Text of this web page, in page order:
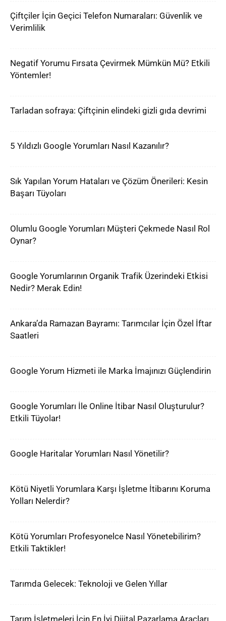
Çiftçiler İçin Geçici Telefon Numaraları: Güvenlik ve
Verimlilik
Negatif Yorumu Fırsata Çevirmek Mümkün Mü? Etkili
Yöntemler!
Tarladan sofraya: Çiftçinin elindeki gizli gıda devrimi
5 Yıldızlı Google Yorumları Nasıl Kazanılır?
Sık Yapılan Yorum Hataları ve Çözüm Önerileri: Kesin
Başarı Tüyoları
Olumlu Google Yorumları Müşteri Çekmede Nasıl Rol
Oynar?
Google Yorumlarının Organik Trafik Üzerindeki Etkisi
Nedir? Merak Edin!
Ankara’da Ramazan Bayramı: Tarımcılar İçin Özel İftar
Saatleri
Google Yorum Hizmeti ile Marka İmajınızı Güçlendirin
Google Yorumları İle Online İtibar Nasıl Oluşturulur?
Etkili Tüyolar!
Google Haritalar Yorumları Nasıl Yönetilir?
Kötü Niyetli Yorumlara Karşı İşletme İtibarını Koruma
Yolları Nelerdir?
Kötü Yorumları Profesyonelce Nasıl Yönetebilirim?
Etkili Taktikler!
Tarımda Gelecek: Teknoloji ve Gelen Yıllar
Tarım İşletmeleri İçin En İyi Dijital Pazarlama Araçları